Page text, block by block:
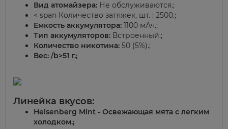
Вид атомайзера: Не обслуживаются.;
< span Количество затяжек, шт. : 2500.;
Емкость аккумулятора: 1100 мАч.;
Тип аккумуляторов: Встроенный.;
Количество никотина: 50 (5%).;
Вес: /b>51 г.;
Линейка вкусов:
Heisenberg Mint - Освежающая мята с легким
холодком.;